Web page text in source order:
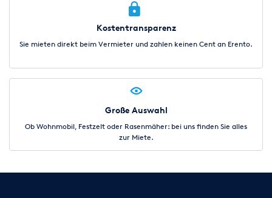
Kostentransparenz
Sie mieten direkt beim Vermieter und zahlen keinen Cent an Erento.
Große Auswahl
Ob Wohnmobil, Festzelt oder Rasenmäher: bei uns finden Sie alles
zur Miete.